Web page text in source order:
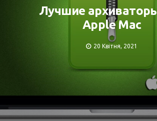
Лучшие
Apple Mac
20 Квітня, 2021